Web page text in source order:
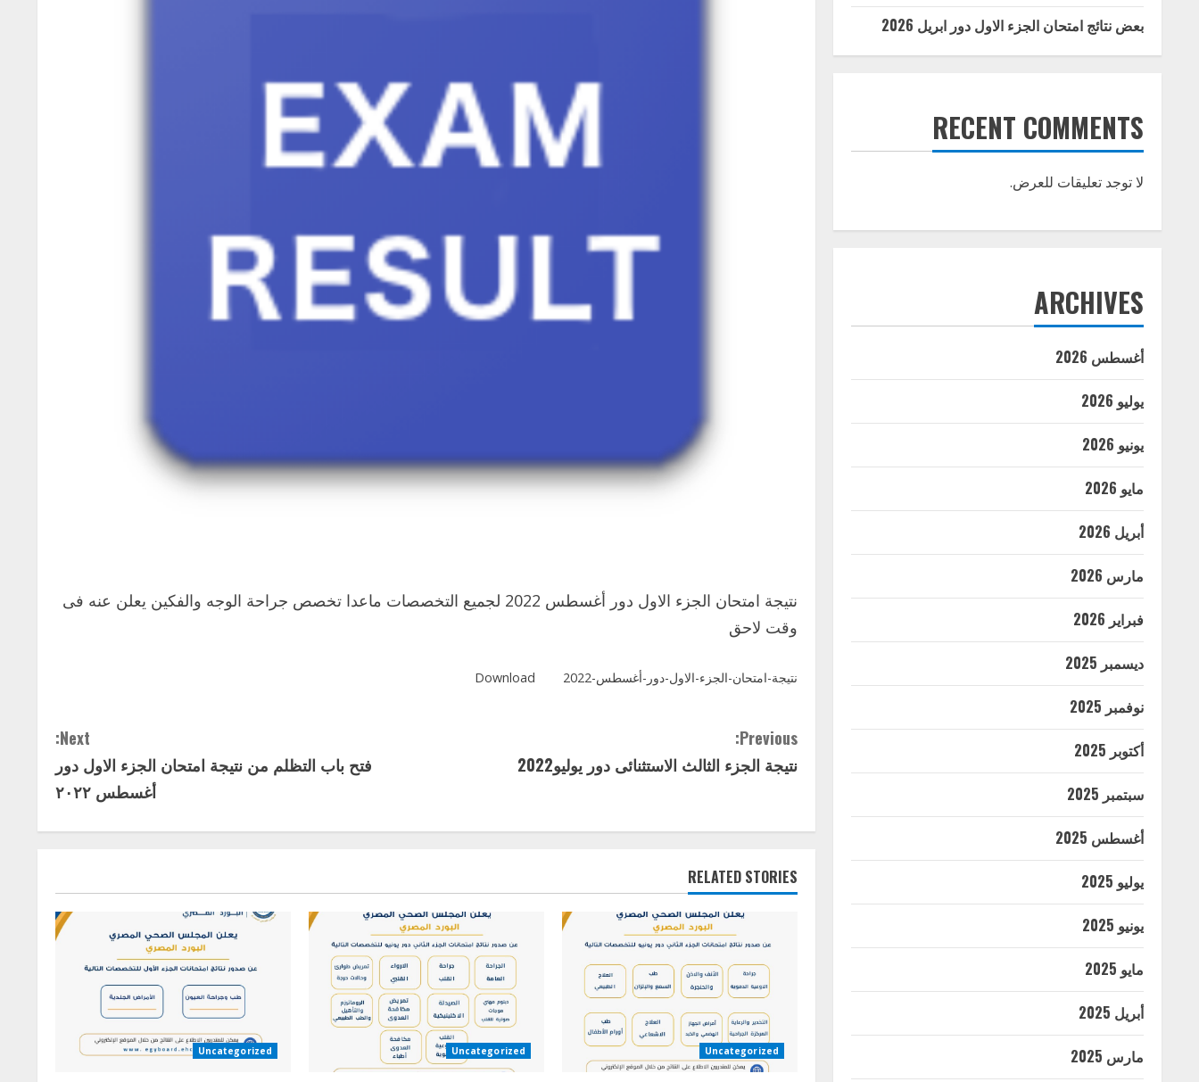
نتيجة امتحان الجزء الاول دور أغسطس 2022 لجميع التخصصات ماعدا تخصص جراحة الوجه والفكين يعلن عنه فى
وقت لاحق
نتيجة-امتحان-الجزء-الاول-دور-أغسطس-2022 Download
C
o
i
R
Previous:
نتيجة الجزء الثالث الاستثنائى دور يوليو2022
Next:
فتح باب التظلم من نتيجة امتحان الجزء الاول دور
أغسطس ٢٠٢٢
RELATED STORIES
Uncategorized
Uncategorized
Uncategorized
بعض نتائج امتحان الجزء الاول دور ابريل 2026
RECENT COMMENTS
لا توجد تعليقات للعرض.
ARCHIVES
أغسطس 2026
يوليو 2026
يونيو 2026
مايو 2026
أبريل 2026
مارس 2026
فبراير 2026
ديسمبر 2025
نوفمبر 2025
أكتوبر 2025
سبتمبر 2025
أغسطس 2025
يوليو 2025
يونيو 2025
مايو 2025
أبريل 2025
مارس 2025